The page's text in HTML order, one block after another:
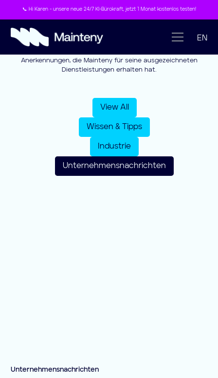
📞 Hi Karen - unsere neue 24/7 KI-Bürokraft, jetzt 1 Monat kostenlos testen!
EN
🏦 X-Rechnung jetzt auch bei Mainteny! Sind Sie bereit für 2025?
EN
Anerkennungen, die Mainteny für seine ausgezeichneten
Dienstleistungen erhalten hat.
View All
Wissen & Tipps
Industrie
Unternehmensnachrichten
Unternehmensnachrichten